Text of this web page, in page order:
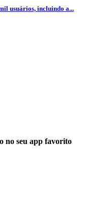
usuários, incluindo a...
no seu app favorito